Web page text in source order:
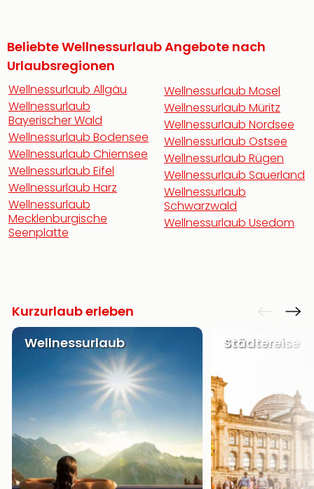
Beliebte Wellnessurlaub Angebote nach
Urlaubsregionen
Wellnessurlaub Allgäu
Wellnessurlaub
Bayerischer Wald
Wellnessurlaub Bodensee
Wellnessurlaub Chiemsee
Wellnessurlaub Eifel
Wellnessurlaub Harz
Wellnessurlaub
Mecklenburgische
Seenplatte
Wellnessurlaub Mosel
Wellnessurlaub Müritz
Wellnessurlaub Nordsee
Wellnessurlaub Ostsee
Wellnessurlaub Rügen
Wellnessurlaub Sauerland
Wellnessurlaub
Schwarzwald
Wellnessurlaub Usedom
Kurzurlaub erleben
Wellnessurlaub
Städtereise